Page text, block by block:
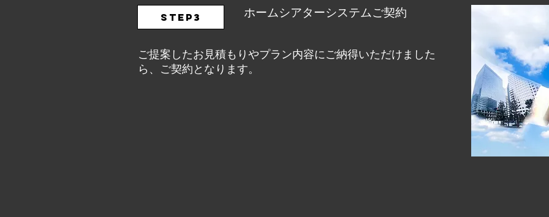
STEP3 ホームシアターシステムご契約
ご提案したお見積もりやプラン内容にご納得いただけました
ら、ご契約となります。